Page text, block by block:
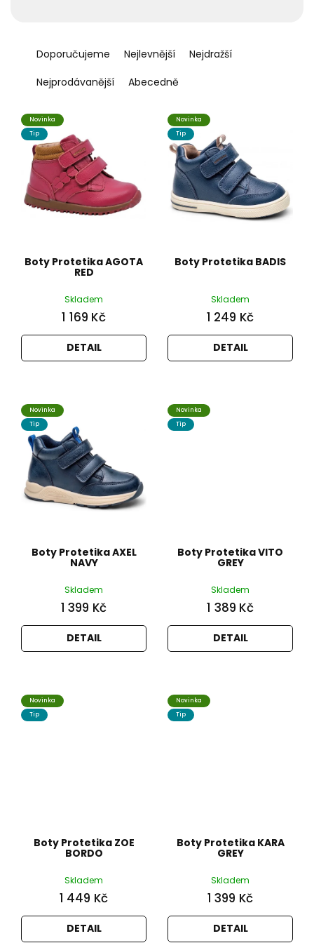
a
e
í
p
r
o
d
u
k
Doporučujeme Nejlevnější
Nejdražší
Nejprodávanější
Abecedně
Novinka
Tip
Boty Protetika AGOTA
RED
Skladem
1 169 Kč
DETAIL
Novinka
Tip
Boty Protetika BADIS
Skladem
1 249 Kč
DETAIL
Novinka
Tip
Boty Protetika AXEL
NAVY
Skladem
1 399 Kč
DETAIL
Novinka
Tip
Boty Protetika VITO
GREY
Skladem
1 389 Kč
DETAIL
Novinka
Tip
Boty Protetika ZOE
BORDO
Skladem
1 449 Kč
DETAIL
Novinka
Tip
Boty Protetika KARA
GREY
Skladem
1 399 Kč
DETAIL